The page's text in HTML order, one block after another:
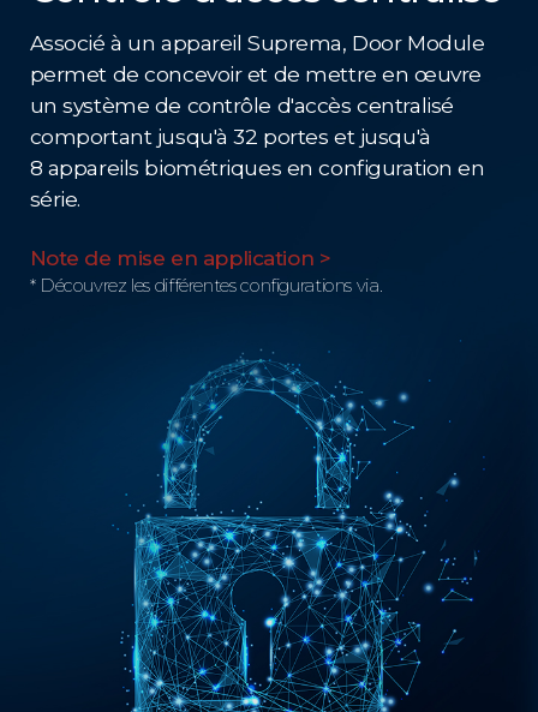
Associé à un appareil Suprema, Door Module
permet de concevoir et de mettre en œuvre
un système de contrôle d'accès centralisé
comportant jusqu'à 32 portes et jusqu'à
8 appareils biométriques en configuration en
série.
Note de mise en application >
* Découvrez les différentes configurations via.